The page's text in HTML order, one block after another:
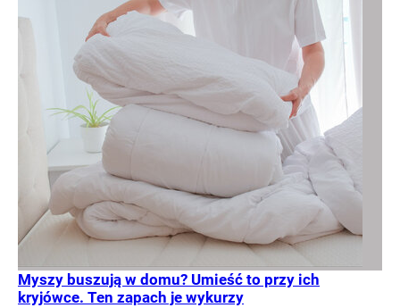
Myszy buszują w domu? Umieść to przy ich
kryjówce. Ten zapach je wykurzy